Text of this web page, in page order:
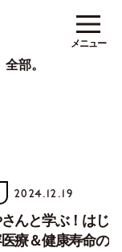
部。
メニュー
2024.12.19
んと学ぶ！はじ
療＆健康寿命の